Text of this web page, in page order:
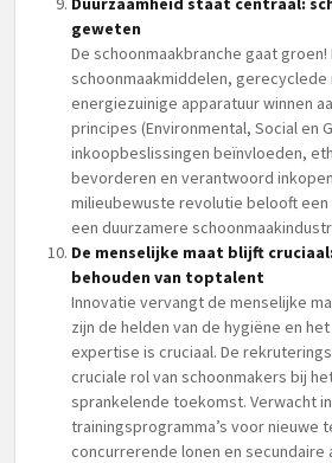
geweten
De schoonmaakbranche gaat
schoonmaakmiddelen, gerecyclede
energiezuinige apparatuur winnen
principes (Environmental, Social en
inkoopbeslissingen beïnvloeden,
bevorderen en verantwoord
milieubewuste revolutie belooft
een duurzamere
De menselijke maat blijft
behouden van toptalent
Innovatie vervangt de menselijke
zijn de helden van de hygiëne en
expertise is cruciaal. De
cruciale rol van schoonmakers bij
sprankelende toekomst. Verwacht
trainingsprogramma’s voor nieuwe
concurrerende lonen en